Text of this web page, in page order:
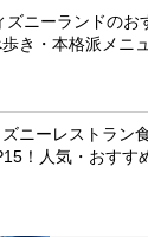
ズニーランドの
き・本格派メニ
ズニーレストラン
！人気・おすす